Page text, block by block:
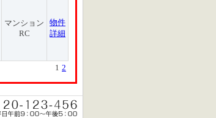
マンション
RC
物件
詳細
1 2